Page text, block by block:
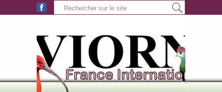
Aller au contenu principal